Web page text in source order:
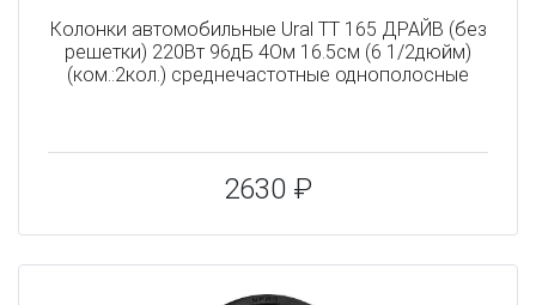
Колонки автомобильные Ural ТТ 165 ДРАЙВ (без
решетки) 220Вт 96дБ 4Ом 16.5см (6 1/2дюйм)
(ком.:2кол.) среднечастотные однополосные
2630 ₽